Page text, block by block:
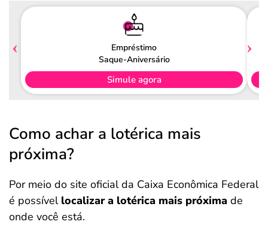
Empréstimo
Saque-Aniversário
Simule agora
Como achar a lotérica mais
próxima?
Por meio do site oficial da Caixa Econômica Federal
é possível localizar a lotérica mais próxima de
onde você está.